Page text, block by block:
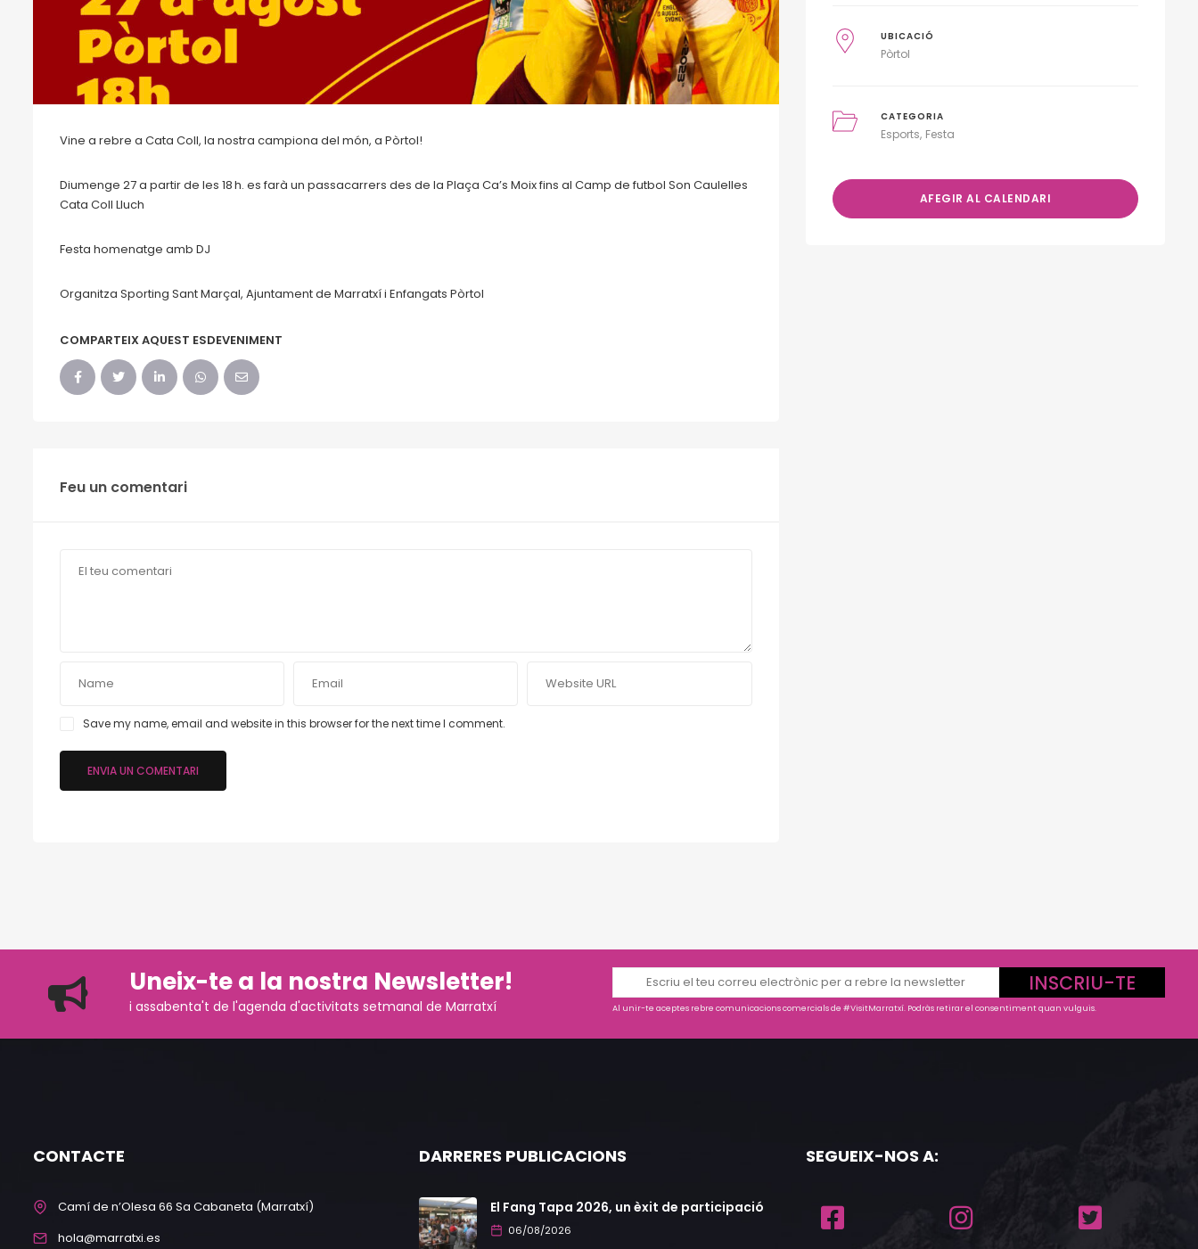
Vine a rebre a Cata Coll, la nostra campiona del món, a Pòrtol!
Diumenge 27 a partir de les 18 h. es farà un passacarrers des de la Plaça Ca’s Moix fins al Camp de futbol Son Caulelles
Cata Coll Lluch
Festa homenatge amb DJ
Organitza Sporting Sant Marçal, Ajuntament de Marratxí i Enfangats Pòrtol
COMPARTEIX AQUEST ESDEVENIMENT
Feu un comentari
Save my name, email and website in this browser for the next time I comment.
UBICACIÓ
Pòrtol
CATEGORIA
Esports Festa
AFEGIR AL CALENDARI
Uneix-te a la nostra Newsletter!
i assabenta't de l'agenda d'activitats setmanal de Marratxí
INSCRIU-TE
Al unir-te aceptes rebre comunicacions comercials de #VisitMarratxí. Podràs retirar el consentiment quan vulguis.
CONTACTE
Camí de n’Olesa 66 Sa Cabaneta (Marratxí)
hola@marratxi.es
DARRERES PUBLICACIONS
El Fang Tapa 2026, un èxit de participació
06/08/2026
SEGUEIX-NOS A: